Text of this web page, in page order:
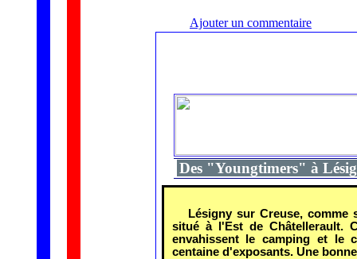
Ajouter un commentaire
Des "Youngtimers" à
Lésigny sur Creuse,
situé à l'Est de Châtellerault.
envahissent le camping et le
centaine d'exposants. Une